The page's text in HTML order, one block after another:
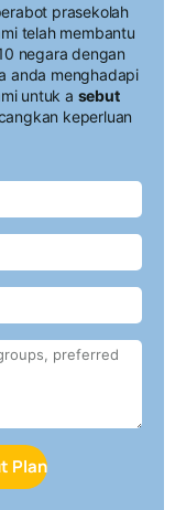
prasekolah
telah membantu
negara dengan
anda menghadapi
untuk a sebut
keperluan
Plan